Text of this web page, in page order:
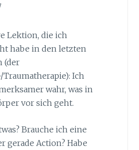
Lektion, die ich
habe in den letzten
(der
Traumatherapie): Ich
wahr, was in
vor sich geht.
Brauche ich eine
gerade Action? Habe